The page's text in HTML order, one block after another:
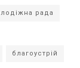
рада
благоустрій